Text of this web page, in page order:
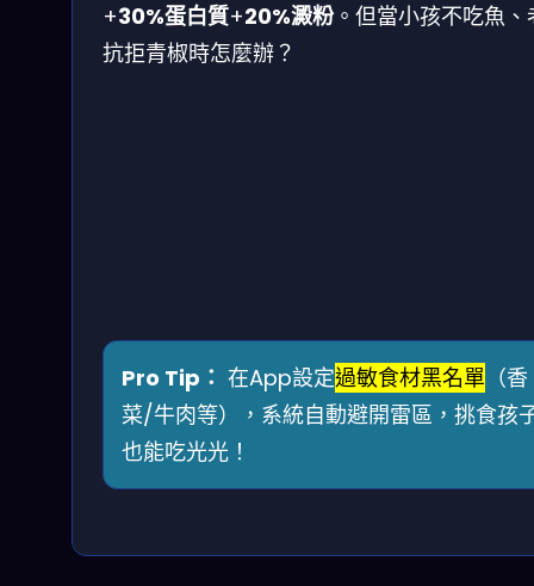
+30%蛋白質+20%澱粉。但當小孩不吃魚、
抗拒青椒時怎麼辦？
Pro Tip： 在App設定過敏食材黑名單 （香
菜/牛肉等），系統自動避開雷區，挑食孩
也能吃光光！